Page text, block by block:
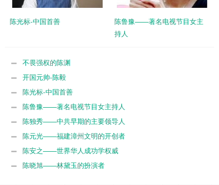
陈光标-中国首善
陈鲁豫——著名电视节目女主
持人
不畏强权的陈渊
开国元帅-陈毅
陈光标-中国首善
陈鲁豫——著名电视节目女主持人
陈独秀——中共早期的主要领导人
陈元光——福建漳州文明的开创者
陈安之——世界华人成功学权威
陈晓旭——林黛玉的扮演者